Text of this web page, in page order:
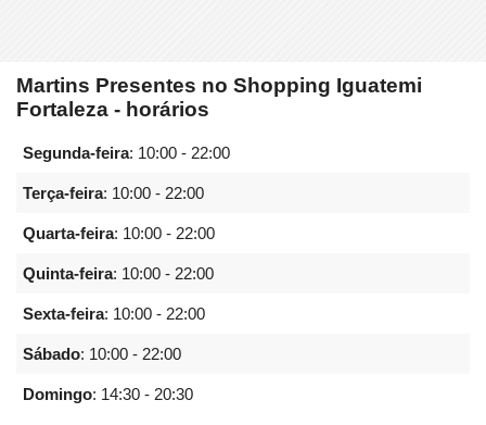
Martins Presentes no Shopping Iguatemi
Fortaleza - horários
Segunda-feira: 10:00 - 22:00
Terça-feira: 10:00 - 22:00
Quarta-feira: 10:00 - 22:00
Quinta-feira: 10:00 - 22:00
Sexta-feira: 10:00 - 22:00
Sábado: 10:00 - 22:00
Domingo: 14:30 - 20:30